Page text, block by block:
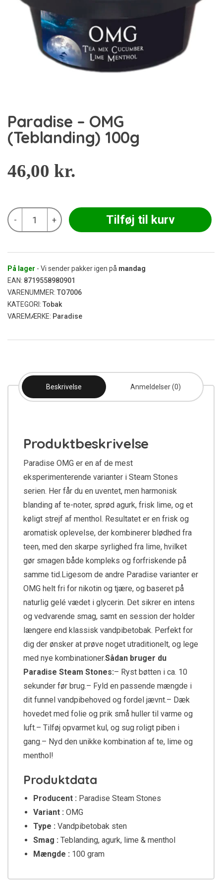
Paradise – OMG
(Teblanding) 100g
46,00 kr.
-
Paradise
OMG
+ Tilføj til kurv
På lager - Vi sender pakker igen på mandag
EAN: 8719558980901
VARENUMMER: TO7006
KATEGORI: Tobak
VAREMÆRKE: Paradise
Beskrivelse Anmeldelser (0)
Produktbeskrivelse
Paradise OMG er en af de mest
eksperimenterende varianter i Steam Stones
serien. Her får du en uventet, men harmonisk
blanding af te-noter, sprød agurk, frisk lime, og et
køligt strejf af menthol. Resultatet er en frisk og
aromatisk oplevelse, der kombinerer blødhed fra
teen, med den skarpe syrlighed fra lime, hvilket
gør smagen både kompleks og forfriskende på
samme tid.Ligesom de andre Paradise varianter er
OMG helt fri for nikotin og tjære, og baseret på
naturlig gelé vædet i glycerin. Det sikrer en intens
og vedvarende smag, samt en session der holder
længere end klassisk vandpibetobak. Perfekt for
dig der ønsker at prøve noget utraditionelt, og lege
med nye kombinationer.Sådan bruger du
Paradise Steam Stones:– Ryst bøtten i ca. 10
sekunder før brug.– Fyld en passende mængde i
dit funnel vandpibehoved og fordel jævnt.– Dæk
hovedet med folie og prik små huller til varme og
luft.– Tilføj opvarmet kul, og sug roligt piben i
gang.– Nyd den unikke kombination af te, lime og
menthol!
Produktdata
Producent : Paradise Steam Stones
Variant : OMG
Type : Vandpibetobak sten
Smag : Teblanding, agurk, lime & menthol
Mængde : 100 gram